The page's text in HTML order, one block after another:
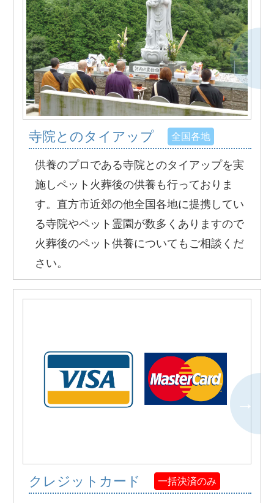
寺院とのタイアップ 全国各地
供養のプロである寺院とのタイアップを実
施しペット火葬後の供養も行っておりま
す。直方市近郊の他全国各地に提携してい
る寺院やペット霊園が数多くありますので
火葬後のペット供養についてもご相談くだ
さい。
クレジットカード 一括決済のみ